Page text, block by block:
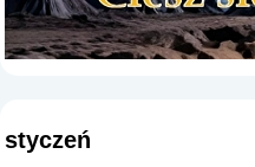
styczeń